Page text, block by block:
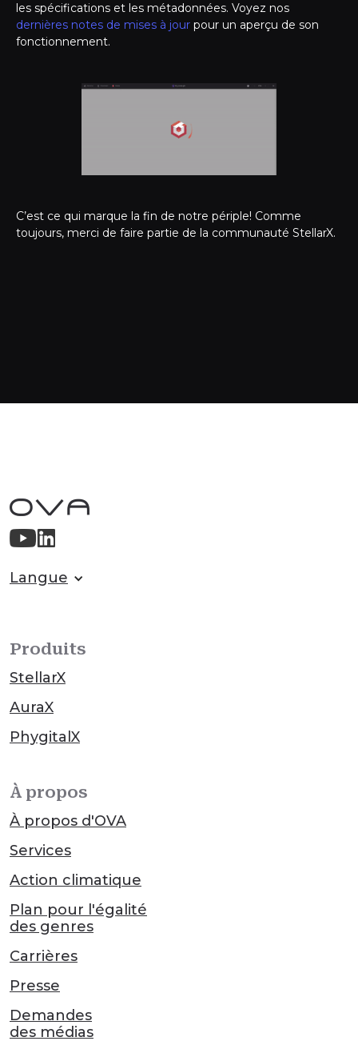
les spécifications et les métadonnées. Voyez nos
dernières notes de mises à jour pour un aperçu de son
fonctionnement.
C’est ce qui marque la fin de notre périple! Comme
toujours, merci de faire partie de la communauté StellarX.
Langue
Produits
StellarX
AuraX
PhygitalX
À propos
À propos d'OVA
Services
Action climatique
Plan pour l'égalité
des genres
Carrières
Presse
Demandes
des médias